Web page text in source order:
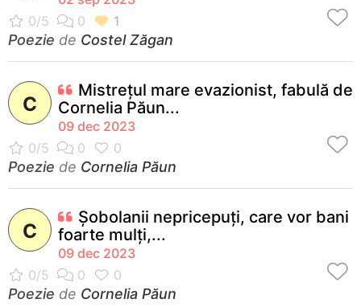
Poezie de Costel Zăgan
C
Mistreţul mare evazionist, fabulă de
Cornelia Păun...
09 dec 2023
Poezie de Cornelia Păun
C
Șobolanii nepricepuți, care vor bani
foarte mulți,...
09 dec 2023
Poezie de Cornelia Păun